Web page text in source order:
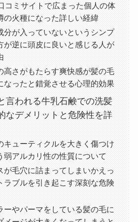
コミサイトで広まった個人の体
の火種になった詳しい経緯
分が入っていないというシンプ
が逆に頭皮に良いと感じる人が
高さがもたらす爽快感が髪の毛
なったと錯覚させる心理的効果
言われる牛乳石鹸での洗髪
なデメリットと危険性を詳
キューティクルを大きく傷つけ
弱アルカリ性の性質について
が毛穴に詰まってしまいかえっ
ラブルを引き起こす深刻な危険
ーやパーマをしている髪の毛に